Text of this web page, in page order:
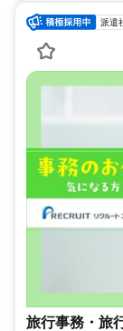
派遣
旅行事務・旅